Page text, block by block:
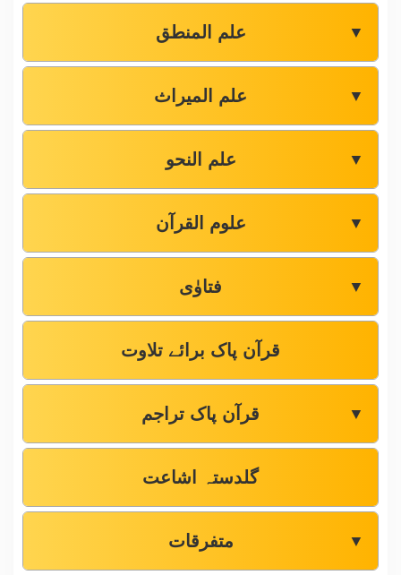
علم المنطق ▼
علم المیراث ▼
علم النحو ▼
علوم القرآن ▼
فتاوٰی ▼
قرآن پاک برائے تلاوت
قرآن پاک تراجم ▼
گلدستہ اشاعت
متفرقات ▼